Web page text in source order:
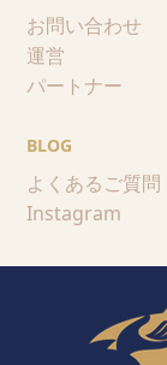
お問い合わせ
運営
パートナー
BLOG
よくあるご質問
Instagram